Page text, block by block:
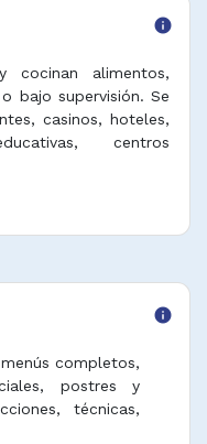
info
cocinan alimentos,
bajo supervisión. Se
casinos, hoteles,
centros
info
completos,
postres y
técnicas,